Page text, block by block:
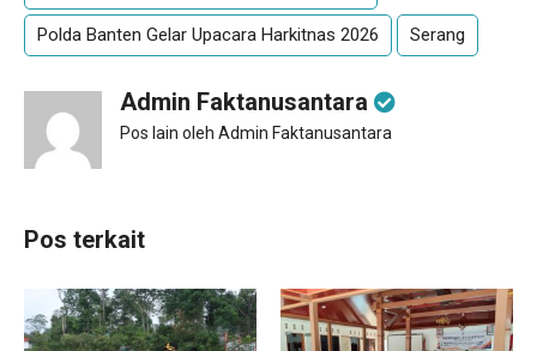
Polda Banten Gelar Upacara Harkitnas 2026 Serang
Admin Faktanusantara
Pos lain oleh Admin Faktanusantara
Pos terkait